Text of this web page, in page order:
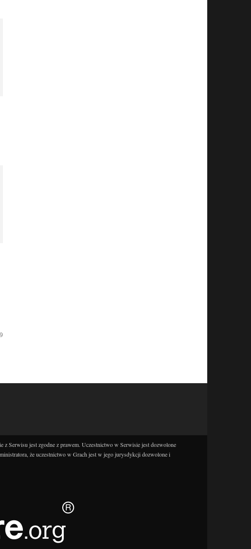
Serwisu jest zgodne z prawem. Uczestnictwo w Serwisie jest dozwolone
że uczestnictwo w Grach jest w jego jurysdykcji dozwolone i